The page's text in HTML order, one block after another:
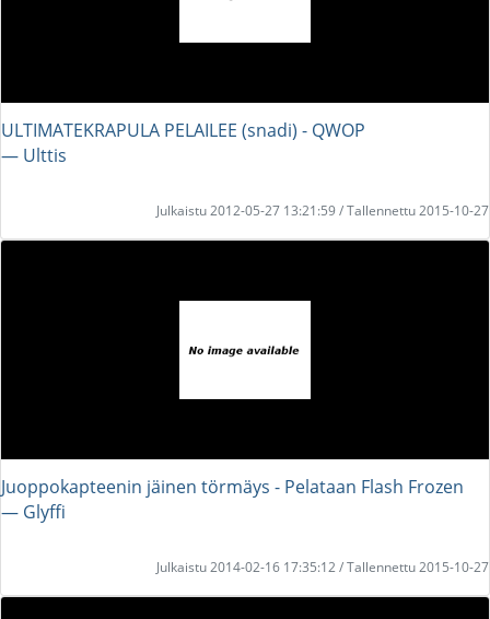
ULTIMATEKRAPULA PELAILEE (snadi) - QWOP
― Ulttis
Julkaistu 2012-05-27 13:21:59 / Tallennettu 2015-10-27
Juoppokapteenin jäinen törmäys - Pelataan Flash Frozen
― Glyffi
Julkaistu 2014-02-16 17:35:12 / Tallennettu 2015-10-27